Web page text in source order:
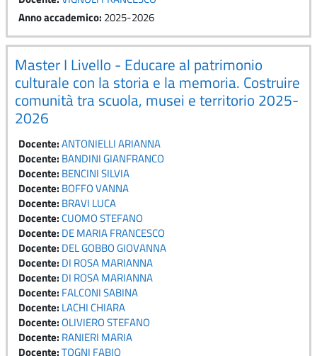
Anno accademico: 2025-2026
Master I Livello - Educare al patrimonio
culturale con la storia e la memoria. Costruire
comunità tra scuola, musei e territorio 2025-
2026
Docente:ANTONIELLI ARIANNA
Docente: BANDINI GIANFRANCO
Docente: BENCINI SILVIA
Docente: BOFFO VANNA
Docente: BRAVI LUCA
Docente:CUOMO STEFANO
Docente: DE MARIA FRANCESCO
Docente: DEL GOBBO GIOVANNA
Docente: DI ROSA MARIANNA
Docente: DI ROSA MARIANNA
Docente: FALCONI SABINA
Docente: LACHI CHIARA
Docente:OLIVIERO STEFANO
Docente: RANIERI MARIA
Docente:TOGNI FABIO